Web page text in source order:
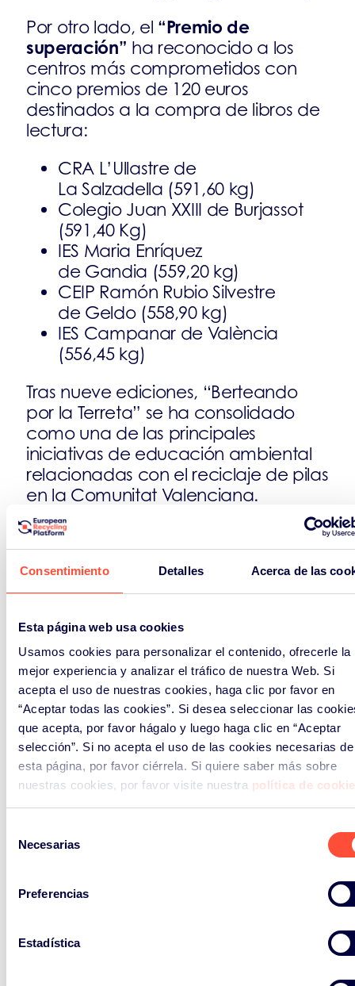
Consentimiento Detalles Acerca de las
Esta página web usa cookies
Usamos cookies para personalizar el contenido, ofrecerle la
mejor experiencia y analizar el tráfico de nuestra Web. Si
acepta el uso de nuestras cookies, haga clic por favor en
“Aceptar todas las cookies”. Si desea seleccionar las
que acepta, por favor hágalo y luego haga clic en “Aceptar
selección”. Si no acepta el uso de las cookies necesarias de
esta página, por favor ciérrela. Si quiere saber más sobre
nuestras cookies, por favor visite nuestra política de
Necesarias
Preferencias
Estadística
Por otro lado, el “Premio de
superación” ha reconocido a los
centros más comprometidos con
cinco premios de 120 euros
destinados a la compra de libros de
lectura:
CRA L’Ullastre de
La Salzadella (591,60 kg)
Colegio Juan XXIII de Burjassot
(591,40 Kg)
IES Maria Enríquez
de Gandia (559,20 kg)
CEIP Ramón Rubio Silvestre
de Geldo (558,90 kg)
IES Campanar de València
(556,45 kg)
Tras nueve ediciones, “Berteando
por la Terreta” se ha consolidado
como una de las principales
iniciativas de educación ambiental
relacionadas con el reciclaje de pilas
en la Comunitat Valenciana.
La colaboración entre ERP España,
la Generalitat Valenciana y el resto
de SCRAP participantes permite
seguir acercando laeconomía
hábitos responsables que
trascienden el entorno escolar para
llegar también a los hogares.
A través de proyectos como este,
ERP España reafirma su compromiso
con la sensibilización ambiental y la
promoción del reciclaje como
herramientas clave para avanzar
Más de 23.500 estudiantes de la
participan en la campaña de